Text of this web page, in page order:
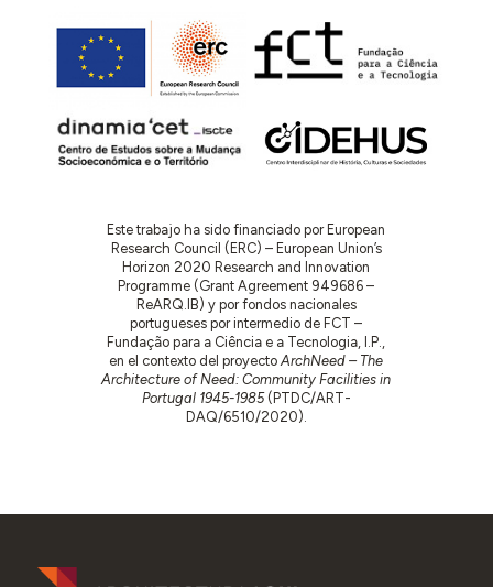
Este trabajo ha sido financiado por European
Research Council (ERC) – European Union’s
Horizon 2020 Research and Innovation
Programme (Grant Agreement 949686 –
ReARQ.IB) y por fondos nacionales
portugueses por intermedio de FCT –
Fundação para a Ciência e a Tecnologia, I.P.,
en el contexto del proyectoArchNeed – The
Architecture of Need: Community Facilities in
Portugal 1945-1985(PTDC/ART-
DAQ/6510/2020).